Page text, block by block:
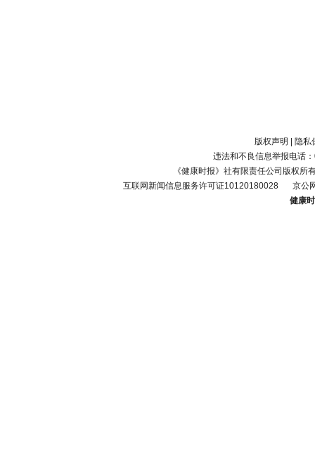
版权声明
隐私
违法和不良信息举报电话
《健康时报》社有限责任公司版权所
互联网新闻信息服务许可证10120180028
京公
健康